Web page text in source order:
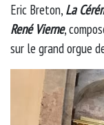
Eric Breton, La
René Vierne,
sur le grand orgue